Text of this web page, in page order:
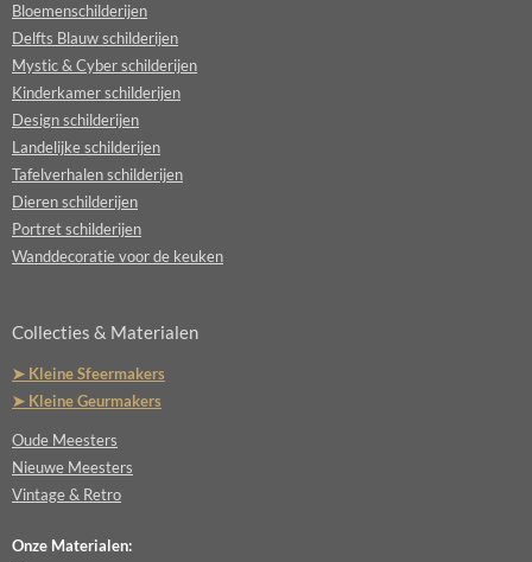
Bloemenschilderijen
Delfts Blauw schilderijen
Mystic & Cyber schilderijen
Kinderkamer schilderijen
Design schilderijen
Landelijke schilderijen
Tafelverhalen schilderijen
Dieren schilderijen
Portret schilderijen
Wanddecoratie voor de keuken
Collecties & Materialen
➤ Kleine Sfeermakers
➤ Kleine Geurmakers
Oude Meesters
Nieuwe Meesters
Vintage & Retro
Onze Materialen: